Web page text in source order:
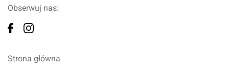
Obserwuj nas:
Strona główna